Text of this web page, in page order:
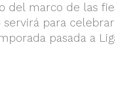
del marco de las
para
pasada a